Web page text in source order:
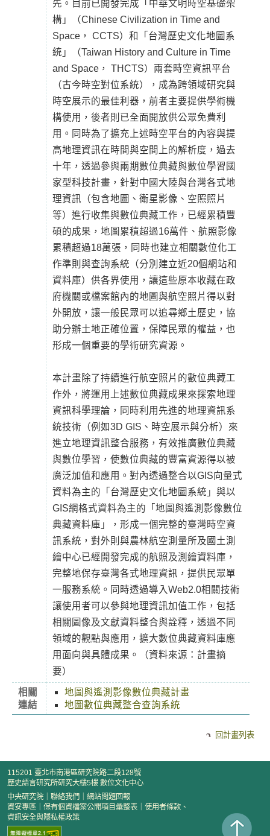
先。目前已開發完成「中華文明時空基礎架
構」（Chinese Civilization in Time and
Space， CCTS）和「台灣歷史文化地圖系
統」（Taiwan History and Culture in Time
and Space， THCTS）兩套時空資訊平台
（古今時空對位系統），成為跨領域研究與
時空展示的最佳利器，前者主要提供學術機
構使用，後者則已全面開放供公眾免費利
用。同時為了擴充上述時空平台的內容與提
高地理資訊在時間與空間上的解析度，過去
十年，透過參與兩期數位典藏與數位學習國
家型科技計畫，針對中國大陸與台灣各式地
理資訊（包含地圖、衛星影像、空照照片
等）進行收集與數位典藏工作，已經累積豐
碩的成果，地圖累積超過16萬件、航照影像
累積超過18萬張，同時也建立相關數位化工
作準則與查詢系統（分別建立近20個網站和
資料庫）供各界使用，讓這些原本收藏在政
府機關或檔案館內的地圖與航空照片得以對
外開放，讓一般民眾可以追尋鄉土歷史，協
助分辦土地正確位置，保障民眾的權益，也
形成一個重要的學術研究資源。
本計畫除了持續進行航空照片的數位典藏工
作外，將運用上述數位典藏成果來探索地理
資訊科學理論，同時利用先進的地理資訊系
統技術（例如3D GIS、時空展示與分析）來
進立地理資訊整合服務，有效推廣數位典藏
與數位學習，使數位典藏的豐富資源得以被
廣泛加值和應用。對內透過整合以GIS向量式
資料為主的「台灣歷史文化地圖系統」與以
GIS網格式資料為主的「地圖與遙測影像數位
典藏資料庫」，形成一個完整的臺灣時空資
訊系統，對外則與農林航空測量所及國土測
繪中心已經開發完成的航照及測繪資料庫，
完整地保存臺灣各式地理資訊，提供民眾單
一服務系統。同時透過導入Web2.0相關技術
讓使用者可以參與地理資訊加值工作，包括
相關圖像及文獻資料整合與詮釋，透過不同
領域的觀點與應用，擴大數位典藏資料庫應
用面向與具體成果。（資料來源：計畫摘
要）
相關
連結
地圖與遙測影像數位典藏計畫
地圖數位典藏整合查詢系統
回計畫列表
115201 臺北市南港區研究院路二段128號
歷史語言研究所研究大樓5樓 數位文化中心
中央研究院
聯絡我們
網站問題回報
資安專區
保有個資檔案公開項目彙整表
使用者條款、
資訊安全與隱私權政策